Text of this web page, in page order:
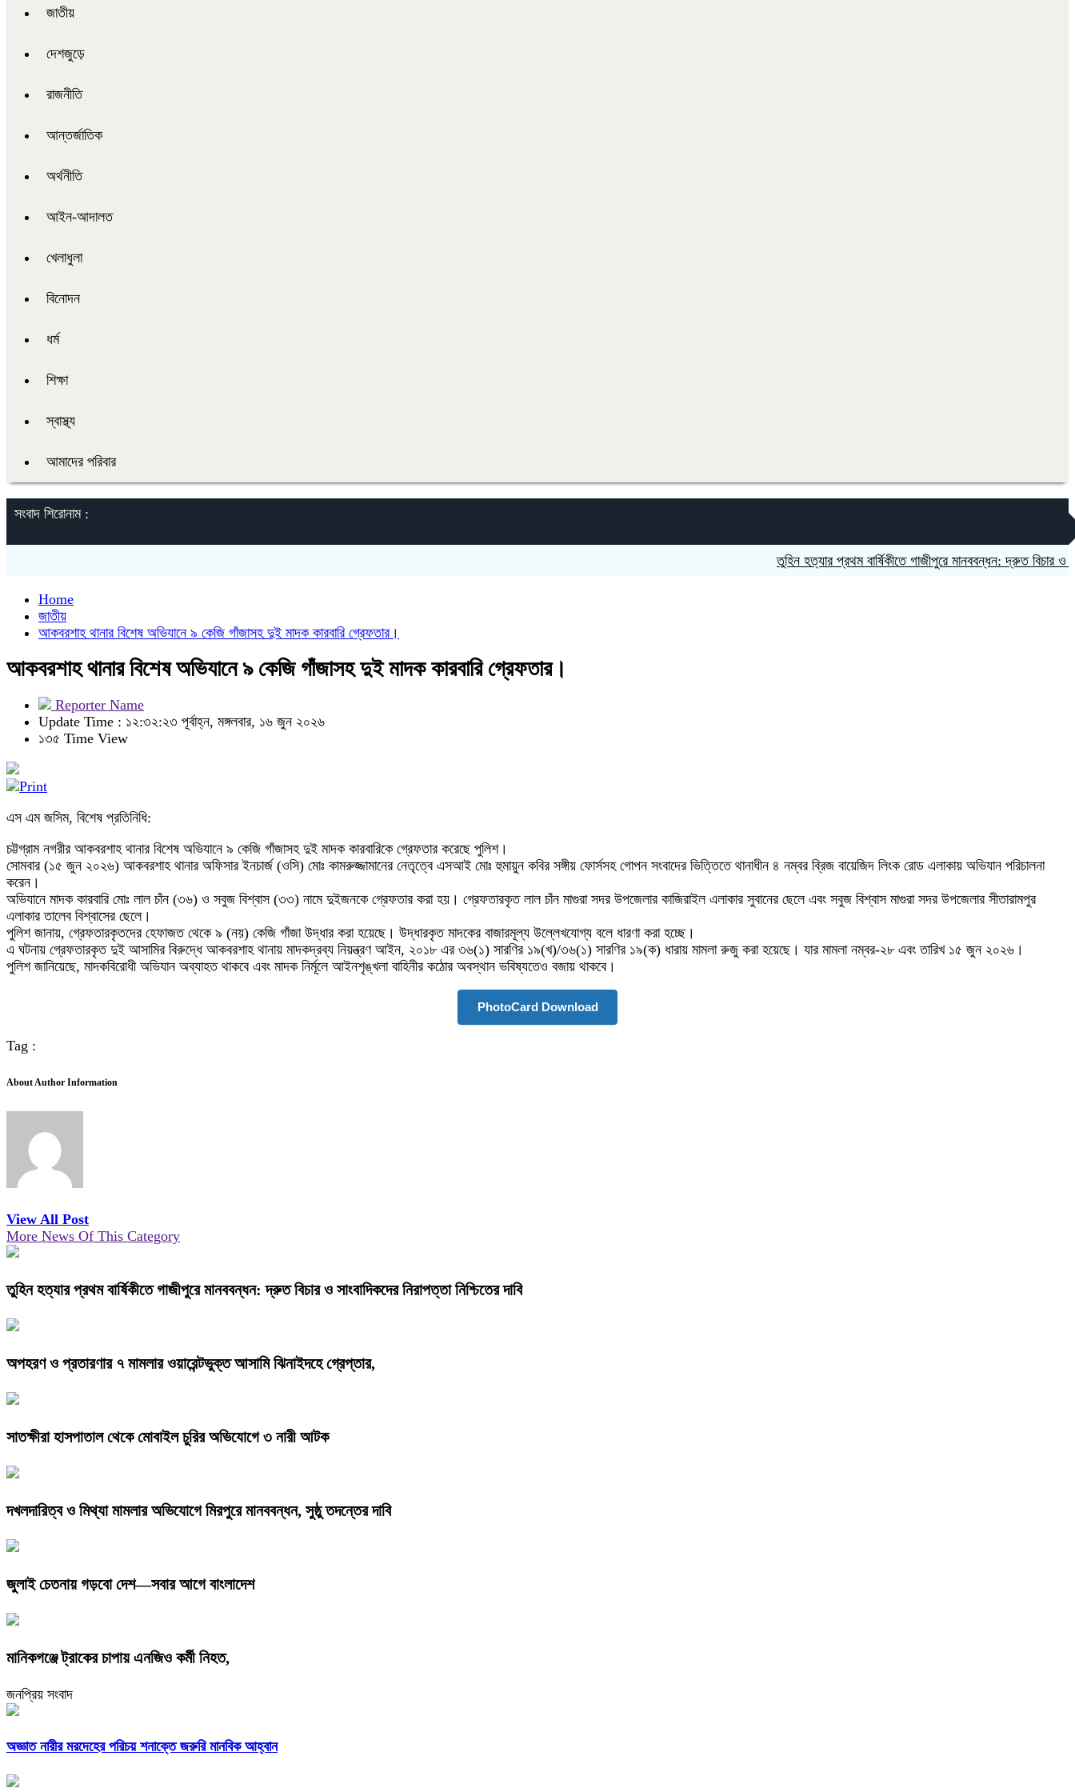
জাতীয়
দেশজুড়ে
রাজনীতি
আন্তর্জাতিক
অর্থনীতি
আইন-আদালত
খেলাধুলা
বিনোদন
ধর্ম
শিক্ষা
স্বাস্থ্য
আমাদের পরিবার
সংবাদ শিরোনাম :
তুহিন হত্যার প্রথম বার্ষিকীতে গাজীপুরে মানববন্ধন: দ্রুত বিচার ও
Home
জাতীয়
আকবরশাহ থানার বিশেষ অভিযানে ৯ কেজি গাঁজাসহ দুই মাদক কারবারি গ্রেফতার।
আকবরশাহ থানার বিশেষ অভিযানে ৯ কেজি গাঁজাসহ দুই মাদক কারবারি গ্রেফতার।
Reporter Name
Update Time : ১২:৩২:২৩ পূর্বাহ্ন, মঙ্গলবার, ১৬ জুন ২০২৬
১৩৫ Time View
এস এম জসিম, বিশেষ প্রতিনিধি:
চট্টগ্রাম নগরীর আকবরশাহ থানার বিশেষ অভিযানে ৯ কেজি গাঁজাসহ দুই মাদক কারবারিকে গ্রেফতার করেছে পুলিশ।
সোমবার (১৫ জুন ২০২৬) আকবরশাহ থানার অফিসার ইনচার্জ (ওসি) মোঃ কামরুজ্জামানের নেতৃত্বে এসআই মোঃ হুমায়ুন কবির সঙ্গীয় ফোর্সসহ গোপন সংবাদের ভিত্তিতে থানাধীন ৪ নম্বর ব্রিজ বায়েজিদ লিংক রোড এলাকায় অভিযান পরিচালনা
করেন।
অভিযানে মাদক কারবারি মোঃ লাল চাঁন (৩৬) ও সবুজ বিশ্বাস (৩৩) নামে দুইজনকে গ্রেফতার করা হয়। গ্রেফতারকৃত লাল চাঁন মাগুরা সদর উপজেলার কাজিরাইল এলাকার সুবানের ছেলে এবং সবুজ বিশ্বাস মাগুরা সদর উপজেলার সীতারামপুর
এলাকার তালেব বিশ্বাসের ছেলে।
পুলিশ জানায়, গ্রেফতারকৃতদের হেফাজত থেকে ৯ (নয়) কেজি গাঁজা উদ্ধার করা হয়েছে। উদ্ধারকৃত মাদকের বাজারমূল্য উল্লেখযোগ্য বলে ধারণা করা হচ্ছে।
এ ঘটনায় গ্রেফতারকৃত দুই আসামির বিরুদ্ধে আকবরশাহ থানায় মাদকদ্রব্য নিয়ন্ত্রণ আইন, ২০১৮ এর ৩৬(১) সারণির ১৯(খ)/৩৬(১) সারণির ১৯(ক) ধারায় মামলা রুজু করা হয়েছে। যার মামলা নম্বর-২৮ এবং তারিখ ১৫ জুন ২০২৬।
পুলিশ জানিয়েছে, মাদকবিরোধী অভিযান অব্যাহত থাকবে এবং মাদক নির্মূলে আইনশৃঙ্খলা বাহিনীর কঠোর অবস্থান ভবিষ্যতেও বজায় থাকবে।
PhotoCard Download
Tag :
About Author Information
View All Post
More News Of This Category
তুহিন হত্যার প্রথম বার্ষিকীতে গাজীপুরে মানববন্ধন: দ্রুত বিচার ও সাংবাদিকদের নিরাপত্তা নিশ্চিতের দাবি
অপহরণ ও প্রতারণার ৭ মামলার ওয়ারেন্টভুক্ত আসামি ঝিনাইদহে গ্রেপ্তার,
সাতক্ষীরা হাসপাতাল থেকে মোবাইল চুরির অভিযোগে ৩ নারী আটক
দখলদারিত্ব ও মিথ্যা মামলার অভিযোগে মিরপুরে মানববন্ধন, সুষ্ঠু তদন্তের দাবি
জুলাই চেতনায় গড়বো দেশ—সবার আগে বাংলাদেশ
মানিকগঞ্জে ট্রাকের চাপায় এনজিও কর্মী নিহত,
জনপ্রিয় সংবাদ
অজ্ঞাত নারীর মরদেহের পরিচয় শনাক্তে জরুরি মানবিক আহ্বান